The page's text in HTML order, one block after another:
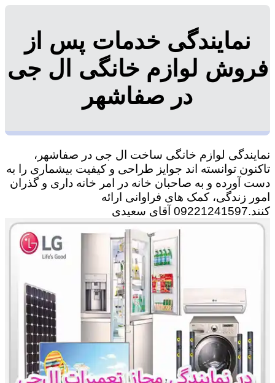
نمایندگی خدمات پس از
فروش لوازم خانگی ال جی
در صفاشهر
نمایندگی لوازم خانگی ساخت ال جی در صفاشهر،
تاکنون توانسته اند جوایز طراحی و کیفیت بیشماری را به
دست آورده و به صاحبان خانه در امر خانه داری و گذران
امور زندگی، کمک های فراوانی ارائه
کنند.09221241597 آقای سعیدی